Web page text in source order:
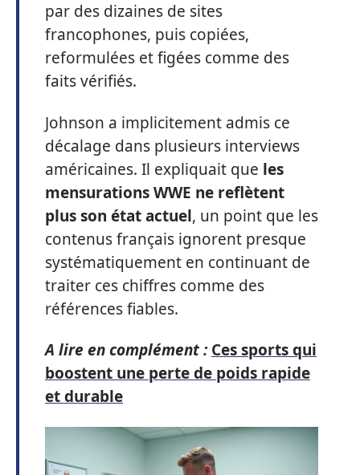
par des dizaines de sites
francophones, puis copiées,
reformulées et figées comme des
faits vérifiés.
Johnson a implicitement admis ce
décalage dans plusieurs interviews
américaines. Il expliquait que les
mensurations WWE ne reflètent
plus son état actuel, un point que les
contenus français ignorent presque
systématiquement en continuant de
traiter ces chiffres comme des
références fiables.
A lire en complément : Ces sports qui
boostent une perte de poids rapide
et durable